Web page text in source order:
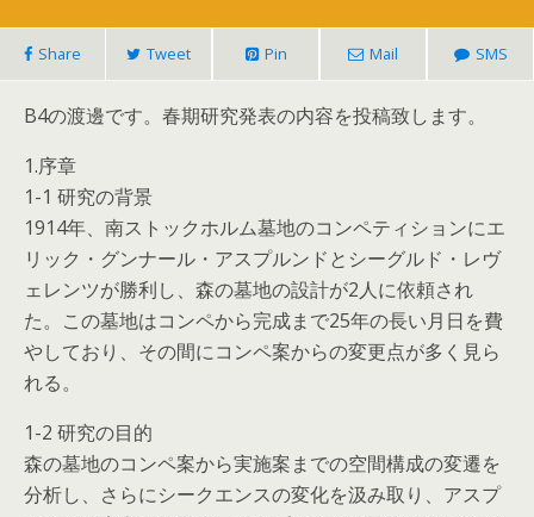
Share Tweet Pin Mail SMS
B4の渡邊です。春期研究発表の内容を投稿致します。
1.序章
1-1 研究の背景
1914年、南ストックホルム墓地のコンペティションにエ
リック・グンナール・アスプルンドとシーグルド・レヴ
ェレンツが勝利し、森の墓地の設計が2人に依頼され
た。この墓地はコンペから完成まで25年の長い月日を費
やしており、その間にコンペ案からの変更点が多く見ら
れる。
1-2 研究の目的
森の墓地のコンペ案から実施案までの空間構成の変遷を
分析し、さらにシークエンスの変化を汲み取り、アスプ